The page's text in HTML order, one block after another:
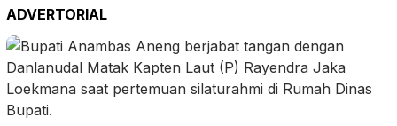
ADVERTORIAL